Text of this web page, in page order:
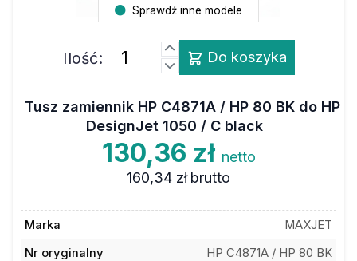
Sprawdź inne modele
Ilość: Do koszyka
Tusz zamiennik HP C4871A / HP 80 BK do HP
DesignJet 1050 / C black
130,36 zł netto
160,34 zł brutto
Marka
MAXJET
Nr oryginalny
HP C4871A / HP 80 BK